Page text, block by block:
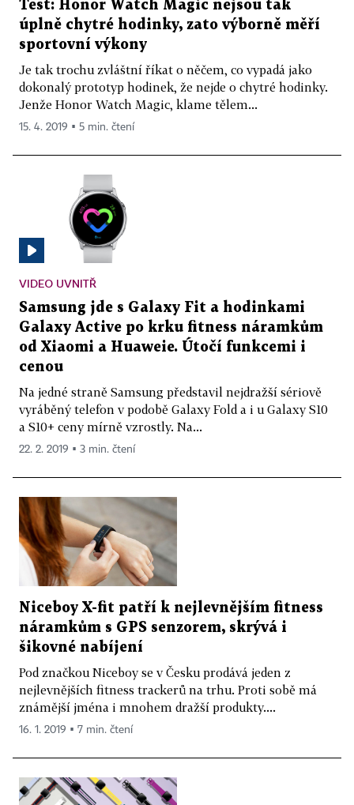
Test: Honor Watch Magic nejsou tak
úplně chytré hodinky, zato výborně měří
sportovní výkony
Je tak trochu zvláštní říkat o něčem, co vypadá jako
dokonalý prototyp hodinek, že nejde o chytré hodinky.
Jenže Honor Watch Magic, klame tělem...
15. 4. 2019 ▪ 5 min. čtení
VIDEO UVNITŘ
Samsung jde s Galaxy Fit a hodinkami
Galaxy Active po krku fitness náramkům
od Xiaomi a Huaweie. Útočí funkcemi i
cenou
Na jedné straně Samsung představil nejdražší sériově
vyráběný telefon v podobě Galaxy Fold a i u Galaxy S10
a S10+ ceny mírně vzrostly. Na...
22. 2. 2019 ▪ 3 min. čtení
Niceboy X-fit patří k nejlevnějším fitness
náramkům s GPS senzorem, skrývá i
šikovné nabíjení
Pod značkou Niceboy se v Česku prodává jeden z
nejlevnějších fitness trackerů na trhu. Proti sobě má
známější jména i mnohem dražší produkty....
16. 1. 2019 ▪ 7 min. čtení